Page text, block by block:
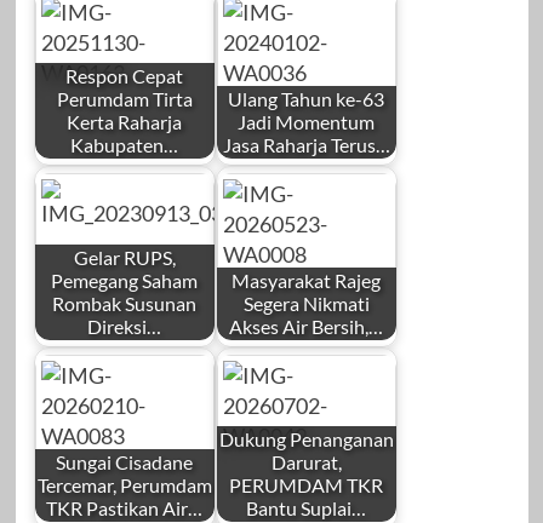
Respon Cepat
Perumdam Tirta
Kerta Raharja
Kabupaten…
by
Mahardhika News
November 30,
2025
Ulang Tahun ke-63
Jadi Momentum
Jasa Raharja Terus…
by
Redaksi
Januari 2, 2024
Gelar RUPS,
Pemegang Saham
Rombak Susunan
Direksi…
by
Redaksi
Masyarakat Rajeg
Segera Nikmati
Akses Air Bersih,…
by
Redaksi
Sungai Cisadane
Tercemar, Perumdam
TKR Pastikan Air…
Dukung Penanganan
Darurat,
PERUMDAM TKR
Bantu Suplai…